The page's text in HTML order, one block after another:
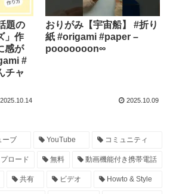
題の
」作
感が
#
チャ
おりがみ【宇宙船】 #折り
紙 #origami #paper –
pooooooon∞
2025.10.09
ーブ YouTube コミュニティ
ロード 無料 動画機能付き携帯電話
共有 ビデオ Howto & Style